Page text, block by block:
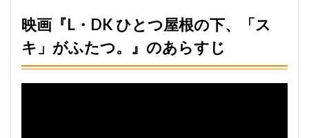
映画『L・DK ひとつ屋根の下、「ス
キ」がふたつ。』のあらすじ